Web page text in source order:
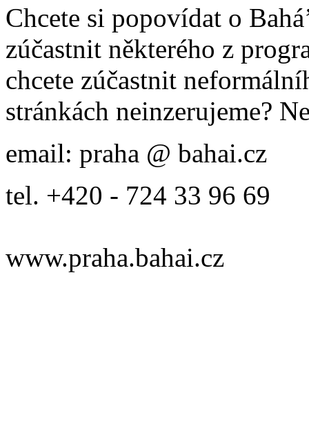
Chcete si popovídat o
zúčastnit některého z
chcete zúčastnit
stránkách neinzerujeme?
email: praha @ bahai.cz
tel. +420 - 724 33 96 69
www.praha.bahai.cz